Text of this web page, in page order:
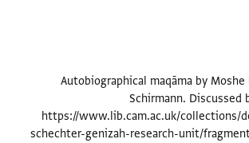
Autobiographical maqāma by
Schirmann. Discussed
https://www.lib.cam.ac.uk/collections/
schechter-genizah-research-unit/